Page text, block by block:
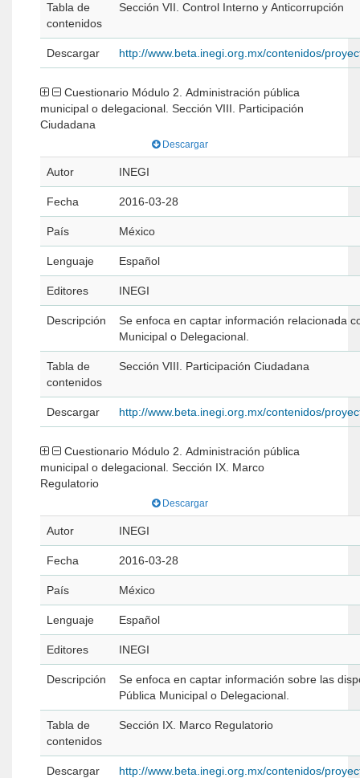
Tabla de
contenidos
Sección VII. Control Interno y Anticorrupción
Descargar http://www.beta.inegi.org.mx/contenidos/
municipal o delegacional. Sección VIII. Participación
Ciudadana
Descargar
Autor INEGI
Fecha 2016-03-28
País México
Lenguaje Español
Editores INEGI
Descripción
Se enfoca en captar información relacionada
Municipal o Delegacional.
Tabla de
contenidos
Sección VIII. Participación Ciudadana
Descargar http://www.beta.inegi.org.mx/contenidos/
municipal o delegacional. Sección IX. Marco
Regulatorio
Descargar
Autor INEGI
Fecha 2016-03-28
País México
Lenguaje Español
Editores INEGI
Descripción
Se enfoca en captar información sobre las
Pública Municipal o Delegacional.
Tabla de
contenidos
Sección IX. Marco Regulatorio
Descargar http://www.beta.inegi.org.mx/contenidos/